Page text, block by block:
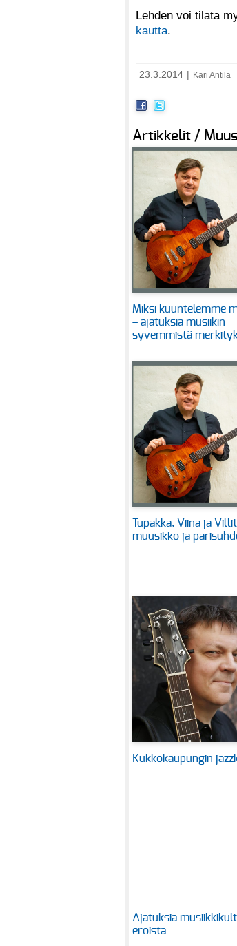
Lehden voi tilata
kautta.
23.3.2014 Kari Antila
Artikkelit /
Miksi kuuntelemme
– ajatuksia musiikin
syvemmistä
Tupakka, Viina ja
muusikko ja
Kukkokaupungin
Ajatuksia
eroista